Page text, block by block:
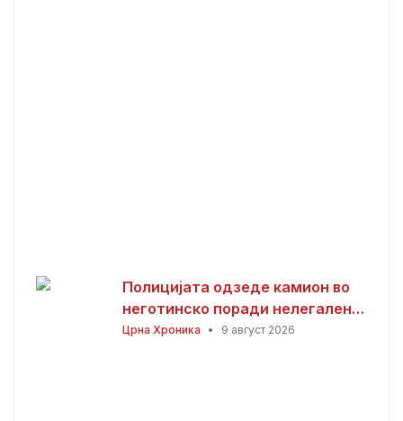
Полицијата одзеде камион во
неготинско поради нелегален
ископ и транспорт на песок
Црна Хроника • 9 август 2026